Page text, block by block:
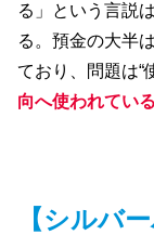
る」という言説
る。預金の大半
ており、問題は“
向へ使われてい
【シルバ